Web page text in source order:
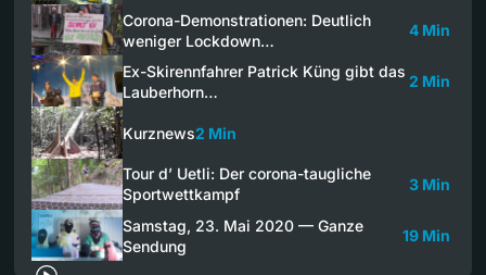
Corona-Demonstrationen: Deutlich
weniger Lockdown…
4 Min
Ex-Skirennfahrer Patrick Küng gibt das
Lauberhorn…
2 Min
Kurznews2 Min
Tour d’ Uetli: Der corona-taugliche
Sportwettkampf
3 Min
Samstag, 23. Mai 2020 — Ganze
Sendung
19 Min